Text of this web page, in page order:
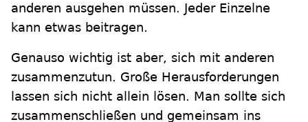
anderen ausgehen müssen. Jeder Einzelne
kann etwas beitragen.
Genauso wichtig ist aber, sich mit anderen
zusammenzutun. Große Herausforderungen
lassen sich nicht allein lösen. Man sollte sich
zusammenschließen und gemeinsam ins